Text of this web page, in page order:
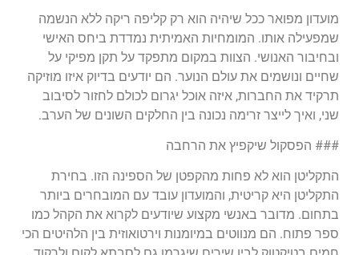
מועדון מפואר ככל שיהיה הוא רק קליפה ריקה ללא הנשמה
שמפעילה אותו. המומחיות האמיתית נמדדת ביחס האישי
ובחיבור האנושי. הצוות במקום מתפקד על תקן מפיקי על
שחיים ונושמים את עולם הנוער. הם יודעים בדיוק איזו מוזיקה
תרקיד את החברות, איזה אוכל יגרום לכולם לחזור לסיבוב
שני, ואיך לייצר זרימה נכונה בין החלקים השונים של הערב.
### הפסקול שיקפיץ את הרחבה
התקליטן הוא לא פחות מהקפטן של הספינה הזו. בחירת
התקליטן היא קריטית, והמועדון עובד עם המובחרים ביותר
בתחום. מדובר באנשי מקצוע שיודעים לקרוא את הקהל כמו
ספר פתוח. הם מנווטים במיומנות וירטואוזית בין הלהיטים הכי